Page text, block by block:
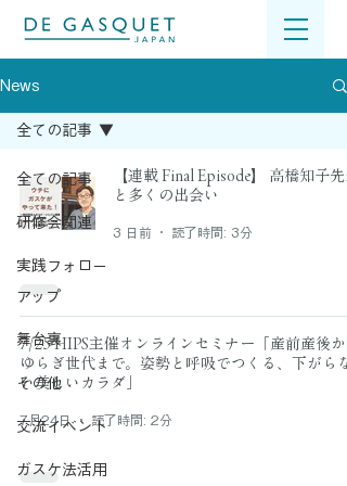
News
全ての記事
研修会関連
実践フォロー
アップ
舞台裏
その他
交流イベント
ガスケ法活用
全ての記事
【連載 Final Episode】 高橋知子先
と多くの出会い
3 日前 読了時間: 3分
7/25 HIPS主催オンラインセミナー「産前産後か
ゆらぎ世代まで。姿勢と呼吸でつくる、下がらな
い美しいカラダ」
7月24日 読了時間: 2分